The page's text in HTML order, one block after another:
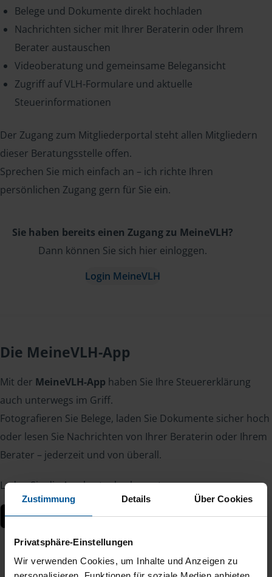
Zustimmung Details Über Cookies
Privatsphäre-Einstellungen
Wir verwenden Cookies, um Inhalte und Anzeigen zu
Belege und Dokumente direkt hochladen
Nachrichten sicher mit Ihrer Beraterin oder Ihrem
Berater austauschen
Videoberatung und gemeinsame Belegansicht
Zugriff auf VLH-Formulare und aktuelle
Steuerinformationen
Der Zugang zum Mitgliederportal steht allen Mitgliedern
dieser Beratungsstelle offen.
Sprechen Sie mich einfach an – ich richte Ihren
persönlichen Zugang gern für Sie ein.
Sie haben bereits einen Zugang zu MeineVLH?
Dann können Sie sich hier einloggen.
Login MeineVLH
Die MeineVLH-App
Mit der MeineVLH-App haben Sie Ihre Steuererklärung
auch unterwegs im Griff.
Fotografieren Sie Belege, laden Sie Dokumente sicher hoch
oder lesen Sie Nachrichten von Ihrer Beraterin oder Ihrem
Berater – jederzeit und von überall.
Laden Sie die App kostenlos herunter: